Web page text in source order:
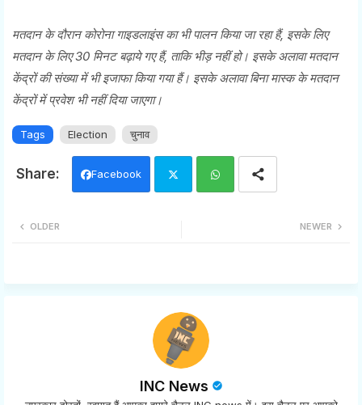
मतदान के दौरान कोरोना गाइडलाइंस का भी पालन किया जा रहा हैं, इसके लिए
मतदान के लिए 30 मिनट बढ़ाये गए हैं, ताकि भीड़ नहीं हो। इसके अलावा मतदान
केंद्रों की संख्या में भी इजाफा किया गया हैं। इसके अलावा बिना मास्क के मतदान
केंद्रों में प्रवेश भी नहीं दिया जाएगा।
Tags Election चुनाव
Facebook
NEWER
OLDER
INC News